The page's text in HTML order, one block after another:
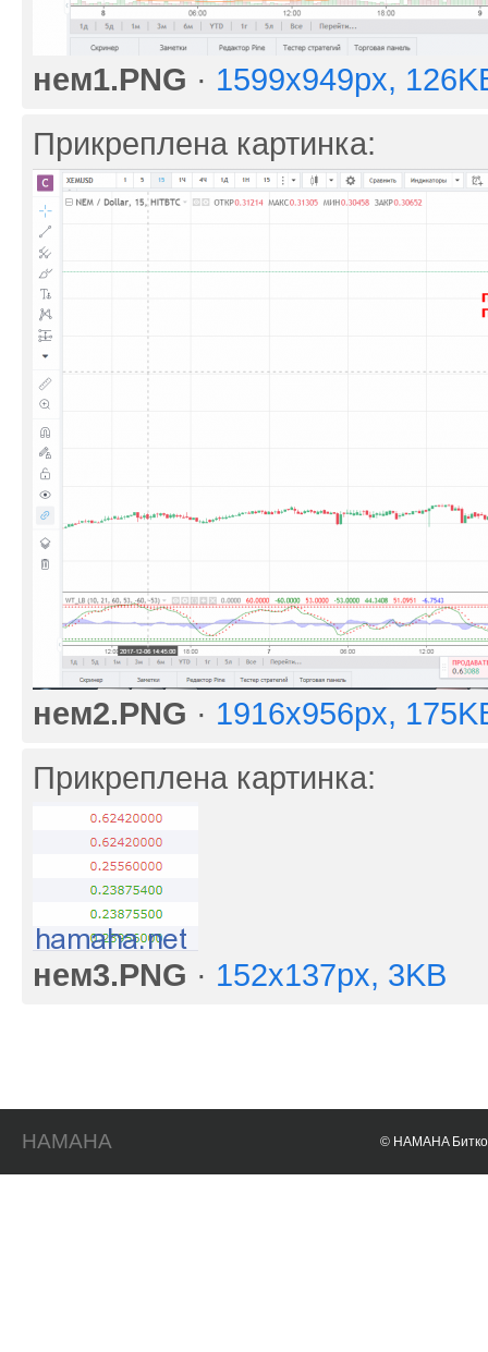
нем1.PNG · 1599x949px,
Прикреплена картинка:
нем2.PNG · 1916x956px,
Прикреплена картинка:
нем3.PNG · 152x137px, 3KB
HAMAHA © HAMAHA